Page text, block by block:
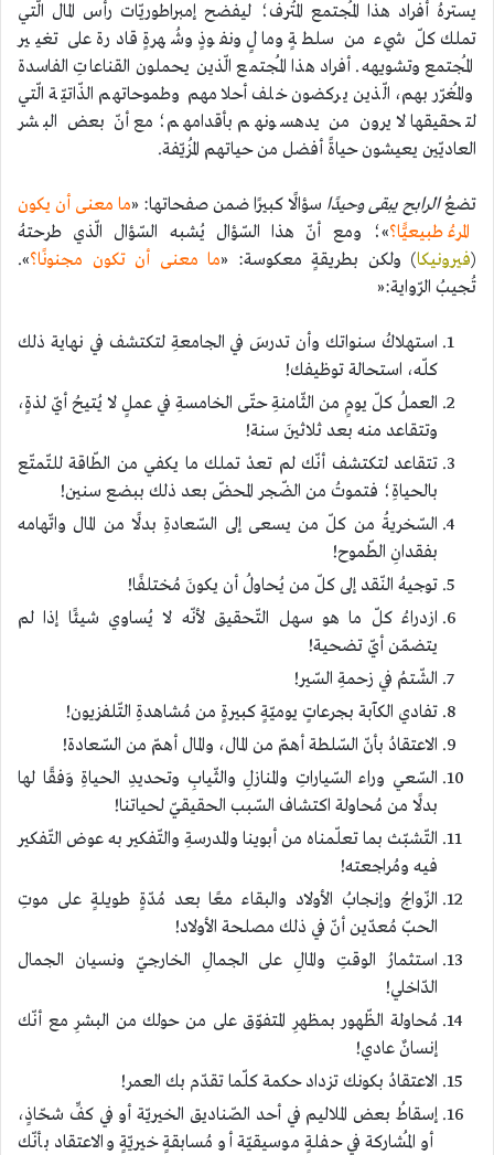
يسترهُ أفراد هذا المُجتمع المُترف؛ ليفضح إمبراطوريّات رأس المال الّتي
تملك كلّ شيء من سلطةٍ ومالٍ ونفوذٍ وشُهرةٍ قادرة على تغيير
المُجتمع وتشويهه. أفراد هذا المُجتمع الّذين يحملون القناعاتِ الفاسدة
والمُغرّر بهم، الّذين يركضون خلف أحلامهم وطموحاتهم الذّاتيّة الّتي
لتحقيقها لا يرون من يدهسونهم بأقدامهم؛ مع أنّ بعض البشر
العاديّين يعيشون حياةً أفضل من حياتهم المُزيّفة.
تضعُالرابح يبقى وحيدًا سؤالًا كبيرًا ضمن صفحاتها: «ما معنى أن يكون
المرءُ طبيعيًّا؟»؛ ومع أنّ هذا السّؤال يُشبه السّؤال الّذي طرحتهُ
(فيرونيكا) ولكن بطريقةٍ معكوسة: «ما معنى أن تكون مجنونًا؟».
تُجيبُ الرّواية:«
استهلاكُ سنواتك وأن تدرسَ في الجامعةِ لتكتشف في نهاية ذلك
كلّه، استحالة توظيفك!
العملُ كلّ يومٍ من الثّامنةِ حتّى الخامسةِ في عملٍ لا يُتيحُ أيّ لذةٍ،
وتتقاعد منه بعد ثلاثينَ سنة!
تتقاعد لتكتشف أنّك لم تعدْ تملك ما يكفي من الطّاقة للتّمتّع
بالحياةِ؛ فتموتُ من الضّجر المحضّ بعد ذلك ببضع سنين!
السّخريةُ من كلّ من يسعى إلى السّعادةِ بدلًا من المال واتّهامه
بفقدانِ الطّموح!
توجيهُ النّقد إلى كلّ من يُحاولُ أن يكونَ مُختلفًا!
ازدراءُ كلّ ما هو سهل التّحقيق لأنّه لا يُساوي شيئًا إذا لم
يتضمّن أيّ تضحية!
الشّتمُ في زحمةِ السّير!
تفادي الكآبة بجرعاتٍ يوميّةٍ كبيرةٍ من مُشاهدةِ التّلفزيون!
الاعتقادُ بأنّ السّلطة أهمّ من المال، والمال أهمّ من السّعادة!
السّعي وراء السّياراتِ والمنازلِ والثّيابِ وتحديدِ الحياةِ وَفقًا لها
بدلًا من مُحاولة اكتشاف السّبب الحقيقيّ لحياتنا!
التّشبّث بما تعلّمناه من أبوينا والمدرسةِ والتّفكير به عوض التّفكير
فيه ومُراجعته!
الزّواجُ وإنجابُ الأولاد والبقاء معًا بعد مُدّةٍ طويلةٍ على موتِ
الحبّ مُعدّين أنّ في ذلك مصلحة الأولاد!
استثمارُ الوقتِ والمالِ على الجمالِ الخارجيّ ونسيان الجمال
الدّاخلي!
مُحاولة الظّهور بمظهرِ المتفوّق على من حولك من البشرِ مع أنّك
إنسانٌ عادي!
الاعتقادُ بكونك تزداد حكمة كلّما تقدّم بك العمر!
إسقاطُ بعض الملاليم في أحد الصّناديق الخيريّة أو في كفِّ شحّاذٍ،
أو المُشاركة في حفلةٍ موسيقيّة أو مُسابقةٍ خيريّةٍ والاعتقاد بأنّك